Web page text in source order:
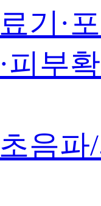
기·
피부
음